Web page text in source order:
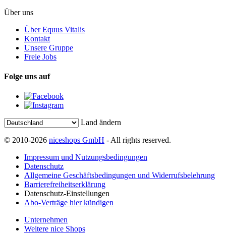
Über uns
Über Equus Vitalis
Kontakt
Unsere Gruppe
Freie Jobs
Folge uns auf
Land ändern
© 2010-2026 niceshops GmbH - All rights reserved.
Impressum und Nutzungsbedingungen
Datenschutz
Allgemeine Geschäftsbedingungen und Widerrufsbelehrung
Barrierefreiheitserklärung
Datenschutz-Einstellungen
Abo-Verträge hier kündigen
Unternehmen
Weitere nice Shops